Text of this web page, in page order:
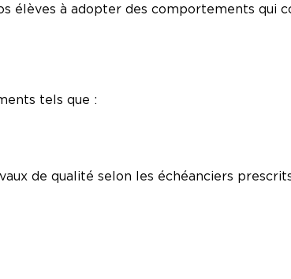
élèves à adopter des comportements qui
tels que :
de qualité selon les échéanciers